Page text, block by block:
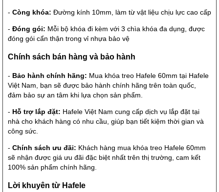
- Còng khóa: Đường kính 10mm, làm từ vật liệu chịu lực cao cấp
- Đóng gói: Mỗi bộ khóa đi kèm với 3 chìa khóa đa dụng, được
đóng gói cẩn thận trong vỉ nhựa bảo vệ
Chính sách bán hàng và bảo hành
- Bảo hành chính hãng: Mua khóa treo Hafele 60mm tại Hafele
Việt Nam, bạn sẽ được bảo hành chính hãng trên toàn quốc,
đảm bảo sự an tâm khi lựa chọn sản phẩm.
- Hỗ trợ lắp đặt: Hafele Việt Nam cung cấp dịch vụ lắp đặt tại
nhà cho khách hàng có nhu cầu, giúp bạn tiết kiệm thời gian và
công sức.
- Chính sách ưu đãi: Khách hàng mua khóa treo Hafele 60mm
sẽ nhận được giá ưu đãi đặc biệt nhất trên thị trường, cam kết
100% sản phẩm chính hãng.
Lời khuyên từ Hafele